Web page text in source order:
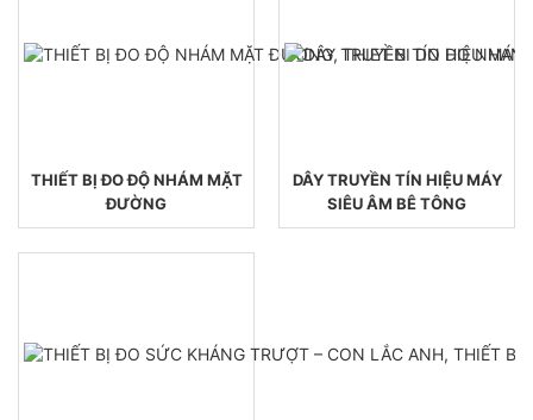
THIẾT BỊ ĐO ĐỘ NHÁM MẶT
ĐƯỜNG
DÂY TRUYỀN TÍN HIỆU MÁY
SIÊU ÂM BÊ TÔNG